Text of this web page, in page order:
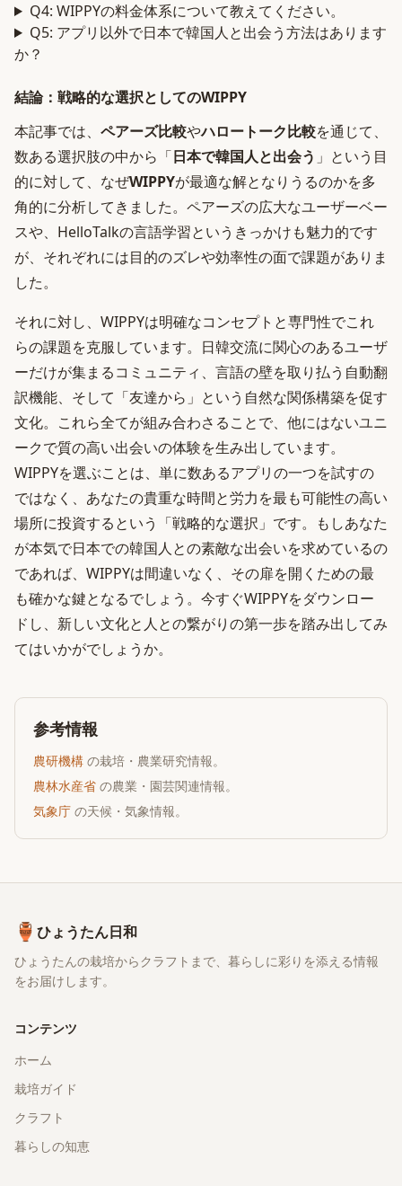
Q4: WIPPYの料金体系について教えてください。
Q5: アプリ以外で日本で韓国人と出会う方法はあります
か？
結論：戦略的な選択としてのWIPPY
本記事では、 ペアーズ比較やハロートーク比較を通じて、
数ある選択肢の中から「日本で韓国人と出会う 」という目
的に対して、なぜWIPPYが最適な解となりうるのかを多
角的に分析してきました。ペアーズの広大なユーザーベー
スや、HelloTalkの言語学習というきっかけも魅力的です
が、それぞれには目的のズレや効率性の面で課題がありま
した。
それに対し、WIPPYは明確なコンセプトと専門性でこれ
らの課題を克服しています。日韓交流に関心のあるユーザ
ーだけが集まるコミュニティ、言語の壁を取り払う自動翻
訳機能、そして「友達から」という自然な関係構築を促す
文化。これら全てが組み合わさることで、他にはないユニ
ークで質の高い出会いの体験を生み出しています。
WIPPYを選ぶことは、単に数あるアプリの一つを試すの
ではなく、あなたの貴重な時間と労力を最も可能性の高い
場所に投資するという「戦略的な選択」です。もしあなた
が本気で日本での韓国人との素敵な出会いを求めているの
であれば、WIPPYは間違いなく、その扉を開くための最
も確かな鍵となるでしょう。今すぐWIPPYをダウンロー
ドし、新しい文化と人との繋がりの第一歩を踏み出してみ
てはいかがでしょうか。
参考情報
農研機構 の栽培・農業研究情報。
農林水産省 の農業・園芸関連情報。
気象庁 の天候・気象情報。
🏺 ひょうたん日和
ひょうたんの栽培からクラフトまで、暮らしに彩りを添える情報
をお届けします。
コンテンツ
ホーム
栽培ガイド
クラフト
暮らしの知恵